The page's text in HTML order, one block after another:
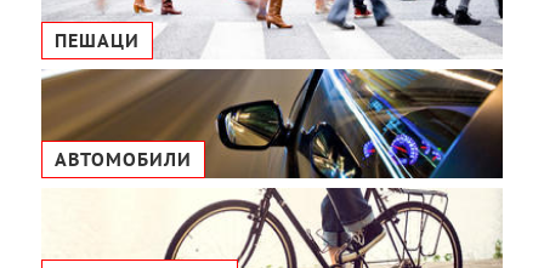
ПЕШАЦИ
АВТОМОБИЛИ